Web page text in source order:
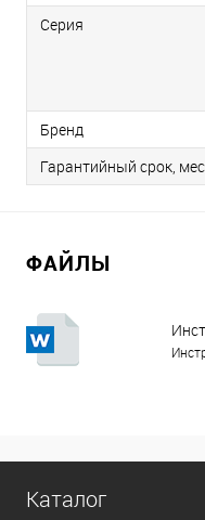
Серия
Бренд
Гарантийный срок, мес
ФАЙЛЫ
Каталог